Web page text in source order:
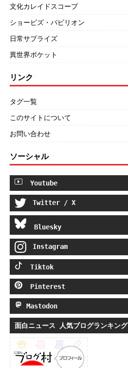
文化カレイドスコープ
ショービズ・パビリオン
日常サプライズ
異世界ポケット
リンク
タグ一覧
このサイトについて
お問い合わせ
ソーシャル
Youtube
Twitter / X
Bluesky
Instagram
Tiktok
Pinterest
Mastodon
面白ニュース 人気ブログランキング